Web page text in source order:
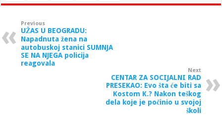
Previous
UŽAS U BEOGRADU:
Napadnuta žena na
autobuskoj stanici SUMNJA
SE NA NJEGA policija
reagovala
Next
CENTAR ZA SOCIJALNI RAD
PRESEKAO: Evo šta će biti sa
Kostom K.? Nakon teškog
dela koje je počinio u svojoj
školi